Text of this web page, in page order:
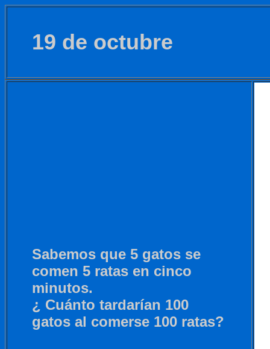
19 de octubre
Sabemos que 5 gatos se
comen 5 ratas en cinco
minutos.
¿ Cuánto tardarían 100
gatos al comerse 100 ratas?